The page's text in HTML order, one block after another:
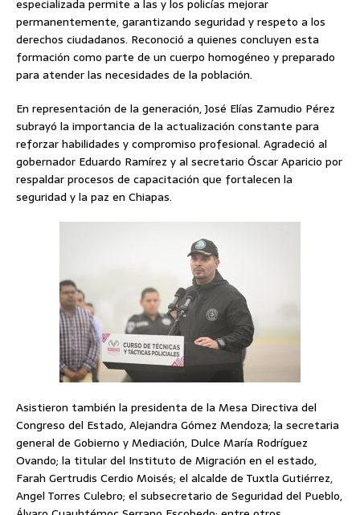
especializada permite a las y los policías mejorar
permanentemente, garantizando seguridad y respeto a los
derechos ciudadanos. Reconoció a quienes concluyen esta
formación como parte de un cuerpo homogéneo y preparado
para atender las necesidades de la población.
En representación de la generación, José Elías Zamudio Pérez
subrayó la importancia de la actualización constante para
reforzar habilidades y compromiso profesional. Agradeció al
gobernador Eduardo Ramírez y al secretario Óscar Aparicio por
respaldar procesos de capacitación que fortalecen la
seguridad y la paz en Chiapas.
Asistieron también la presidenta de la Mesa Directiva del
Congreso del Estado, Alejandra Gómez Mendoza; la secretaria
general de Gobierno y Mediación, Dulce María Rodríguez
Ovando; la titular del Instituto de Migración en el estado,
Farah Gertrudis Cerdio Moisés; el alcalde de Tuxtla Gutiérrez,
Angel Torres Culebro; el subsecretario de Seguridad del Pueblo,